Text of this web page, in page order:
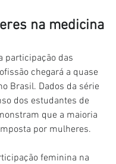
na medicina
participação das
chegará a quase
Brasil. Dados da série
dos estudantes de
que a maioria
por mulheres.
feminina na